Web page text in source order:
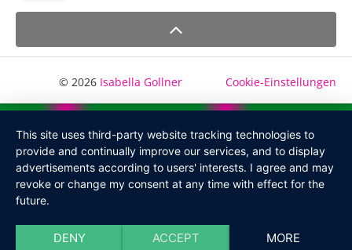
© 2026 Isabella Gollner Cookie-Einstellungen
This site uses third-party website tracking technologies to
provide and continually improve our services, and to display
advertisements according to users' interests. I agree and may
revoke or change my consent at any time with effect for the
future.
DENY ACCEPT MORE